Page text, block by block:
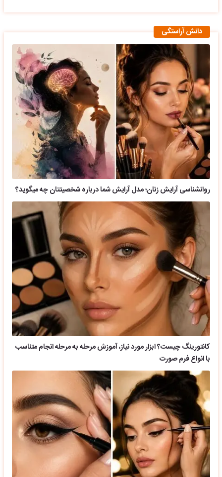
دانش آراستگی
روانشناسی آرایش زنان؛ مدل آرایش شما درباره شخصیتتان چه میگوید؟
کانتورینگ چیست؟ ابزار مورد نیاز، آموزش مرحله به مرحله انجام متناسب
با انواع فرم صورت